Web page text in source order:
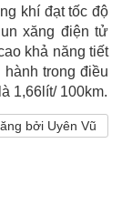
khí đạt tốc độ
xăng điện tử
khả năng tiết
trong điều
1,66lít/ 100km.
bởi Uyên Vũ